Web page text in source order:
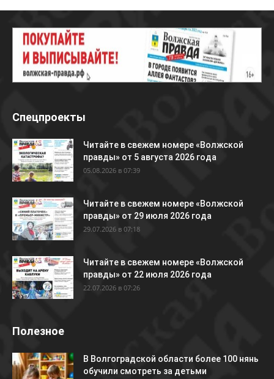
Спецпроекты
Читайте в свежем номере «Волжской
правды» от 5 августа 2026 года
05.08.2026 в 07:39
Читайте в свежем номере «Волжской
правды» от 29 июля 2026 года
29.07.2026 в 07:18
Читайте в свежем номере «Волжской
правды» от 22 июля 2026 года
22.07.2026 в 07:26
Полезное
В Волгоградской области более 100 нянь
обучили смотреть за детьми